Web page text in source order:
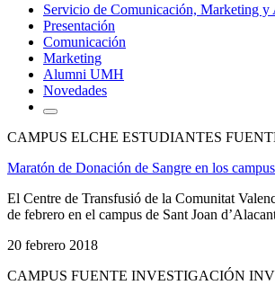
Servicio de Comunicación, Marketing y
Presentación
Comunicación
Marketing
Alumni UMH
Novedades
CAMPUS ELCHE ESTUDIANTES
Maratón de Donación de Sangre en los
El Centre de Transfusió de la Comunitat
de febrero en el campus de Sant Joan
20 febrero 2018
CAMPUS FUENTE INVESTIGACIÓN